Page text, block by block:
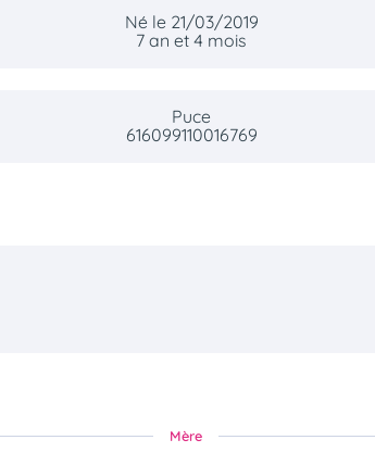
Né le 21/03/2019
7 an et 4 mois
Puce
616099110016769
Mère